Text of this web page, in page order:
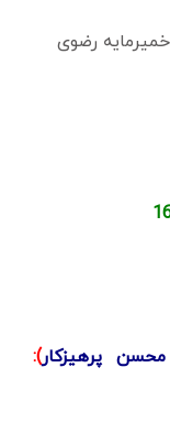
محسن پرهیزکار):